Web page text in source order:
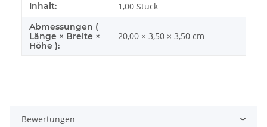
Inhalt: 1,00 Stück
Abmessungen (
Länge × Breite ×
Höhe ):
20,00 × 3,50 × 3,50 cm
Bewertungen